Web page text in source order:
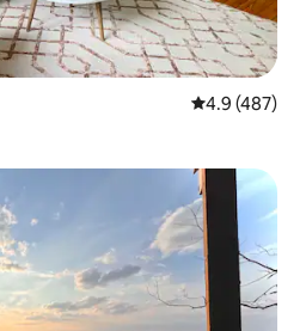
從 487 則評
4.9 (487)